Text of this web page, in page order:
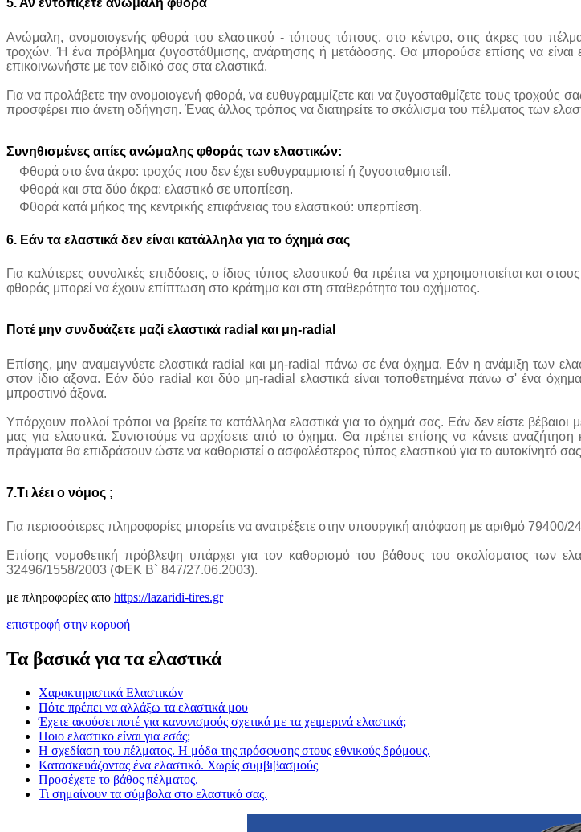
5.Αν εντοπίζετε ανώμαλη φθορά
Ανώμαλη, ανομοιογενής φθορά του ελαστικού - τόπους τόπους, στο κέντρο, στις άκρες του
τροχών. Ή ένα πρόβλημα ζυγοστάθμισης, ανάρτησης ή μετάδοσης. Θα μπορούσε επίσης να είναι
επικοινωνήστε με τον ειδικό σας στα ελαστικά.
Για να προλάβετε την ανομοιογενή φθορά, να ευθυγραμμίζετε και να ζυγοσταθμίζετε τους τροχούς
προσφέρει πιο άνετη οδήγηση. Ένας άλλος τρόπος να διατηρείτε το σκάλισμα του πέλματος των
Συνηθισμένες αιτίες ανώμαλης φθοράς των ελαστικών:
Φθορά στο ένα άκρο: τροχός που δεν έχει ευθυγραμμιστεί ή ζυγοσταθμιστείl.
Φθορά και στα δύο άκρα: ελαστικό σε υποπίεση.
Φθορά κατά μήκος της κεντρικής επιφάνειας του ελαστικού: υπερπίεση.
6. Εάν τα ελαστικά δεν είναι κατάλληλα για το όχημά σας
Για καλύτερες συνολικές επιδόσεις, ο ίδιος τύπος ελαστικού θα πρέπει να χρησιμοποιείται και
φθοράς μπορεί να έχουν επίπτωση στο κράτημα και στη σταθερότητα του οχήματος.
Ποτέ μην συνδυάζετε μαζί ελαστικά radial και μη-radial
Επίσης, μην αναμειγνύετε ελαστικά radial και μη-radial πάνω σε ένα όχημα. Εάν η ανάμιξη των
στον ίδιο άξονα. Εάν δύο radial και δύο μη-radial ελαστικά είναι τοποθετημένα πάνω σ' ένα
μπροστινό άξονα.
Υπάρχουν πολλοί τρόποι να βρείτε τα κατάλληλα ελαστικά για το όχημά σας. Εάν δεν είστε
μας για ελαστικά. Συνιστούμε να αρχίσετε από το όχημα. Θα πρέπει επίσης να κάνετε
πράγματα θα επιδράσουν ώστε να καθοριστεί ο ασφαλέστερος τύπος ελαστικού για το αυτοκίνητό
7.Τι λέει ο νόμος ;
Για περισσότερες πληροφορίες μπορείτε να ανατρέξετε στην υπουργική απόφαση με αριθμό 79400/
Επίσης νομοθετική πρόβλεψη υπάρχει για τον καθορισμό του βάθους του σκαλίσματος των
32496/1558/2003 (ΦΕΚ Β` 847/27.06.2003).
με πληροφορίες απο https://lazaridi-tires.gr
επιστροφή στην κορυφή
Τα βασικά για τα ελαστικά
Χαρακτηριστικά Ελαστικών
Πότε πρέπει να αλλάξω τα ελαστικά μου
Έχετε ακούσει ποτέ για κανονισμούς σχετικά με τα χειμερινά ελαστικά;
Ποιο ελαστικο είναι για εσάς;
Η σχεδίαση του πέλματος. Η μόδα της πρόσφυσης στους εθνικούς δρόμους.
Κατασκευάζοντας ένα ελαστικό. Χωρίς συμβιβασμούς
Προσέχετε το βάθος πέλματος.
Τι σημαίνουν τα σύμβολα στο ελαστικό σας.